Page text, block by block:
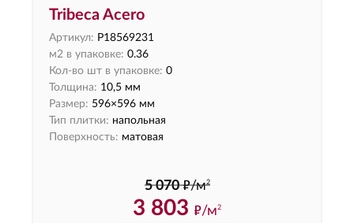
Tribeca Acero
Артикул: P18569231
м2 в упаковке: 0.36
Кол-во шт в упаковке: 0
Толщина: 10,5 мм
Размер: 596×596 мм
Тип плитки: напольная
Поверхность: матовая
5 070 ф/м2
3 803 ф/м2